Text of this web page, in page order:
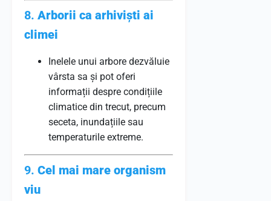
8. Arborii ca arhiviști ai
climei
Inelele unui arbore dezvăluie
vârsta sa și pot oferi
informații despre condițiile
climatice din trecut, precum
seceta, inundațiile sau
temperaturile extreme.
9. Cel mai mare organism
viu